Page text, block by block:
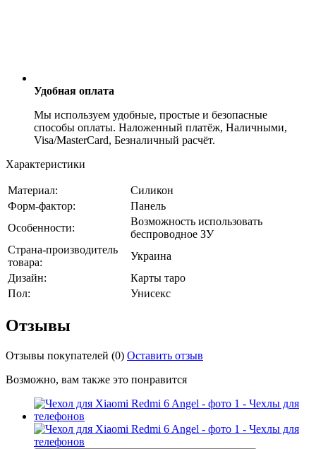
Удобная оплата
Мы используем удобные, простые и безопасные
способы оплаты. Наложенный платёж, Наличными,
Visa/MasterCard, Безналичный расчёт.
Характеристики
Материал:
Силикон
Форм-фактор:
Панель
Особенности:
Возможность использовать
беспроводное ЗУ
Страна-производитель
товара:
Украина
Дизайн:
Карты таро
Пол:
Унисекс
Отзывы
Отзывы покупателей (0) Оставить отзыв
Возможно, вам также это понравится